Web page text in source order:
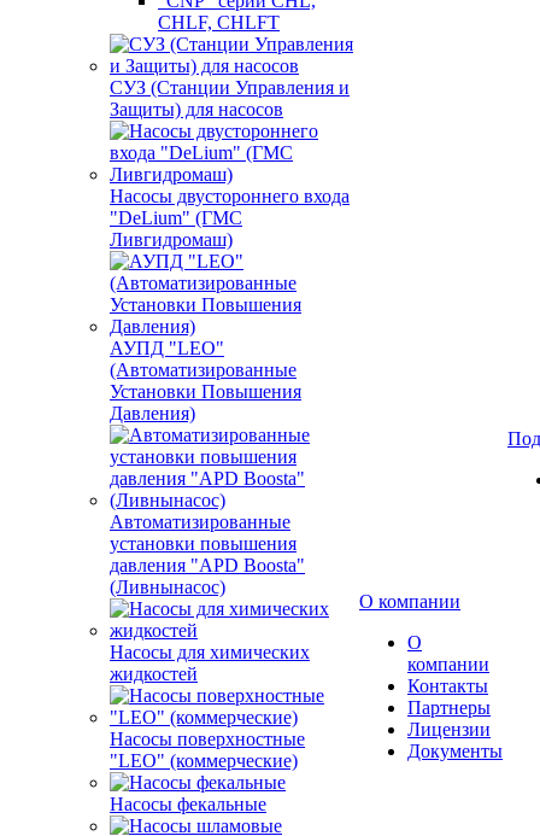
CHLF, CHLFT
СУЗ (Станции Управления и
Защиты) для насосов
Насосы двустороннего входа
"DeLium" (ГМС
Ливгидромаш)
АУПД "LEO"
(Автоматизированные
Установки Повышения
Давления)
Автоматизированные
установки повышения
давления "APD Boosta"
(Ливнынасос)
Насосы для химических
жидкостей
Насосы поверхностные
"LEO" (коммерческие)
Насосы фекальные
О компании
О
компании
Контакты
Партнеры
Лицензии
Документы